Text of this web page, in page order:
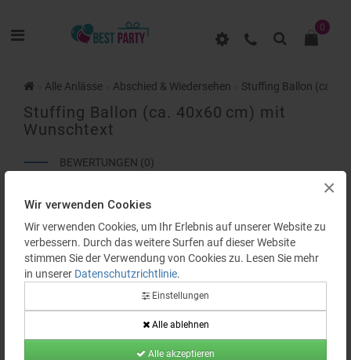
×
Wir verwenden Cookies
Wir verwenden Cookies, um Ihr Erlebnis auf unserer Website zu
verbessern. Durch das weitere Surfen auf dieser Website
stimmen Sie der Verwendung von Cookies zu. Lesen Sie mehr
in unserer Datenschutzrichtlinie.
Einstellungen
Alle ablehnen
Alle akzeptieren
0
Alle Anlässe Abschied & Wiedersehen Stuffing Ballon
Stuffing Ballon (ca. 40x60 cm) mit
Wunschtext
BEWERTUNGEN (0)
Bestseller